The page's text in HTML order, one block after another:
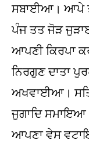
ਸਬਾਈਆ। ਆਪੇ
ਪੰਜ ਤਤ ਜੋੜ
ਆਪਣੀ ਕਿਰਪਾ
ਨਿਰਗੁਣ ਦਾਤਾ
ਅਖਵਾਈਆ।
ਜੁਗਾਦਿ
ਆਪਣਾ ਵੇਸ